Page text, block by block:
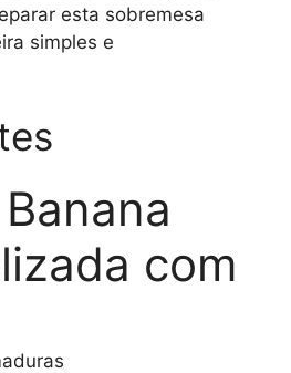
esta sobremesa
simples e
com